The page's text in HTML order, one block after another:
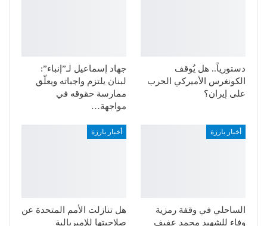
دستورياً.. هل يُوقف
الكونغرس الأميركي الحرب
على إيران؟
جهاد إسماعيل لـ”إنباء”:
لبنان يلتزم واجباته ويعلّق
ممارسة حقوقه في
مواجهة…
أخبار بارزة
الساحلي في وقفة رمزية
وفاء للشهيد محمد عفيف
أخبار بارزة
هل تنازلت الأمم المتحدة عن
صلاحيتها للإمبريالية